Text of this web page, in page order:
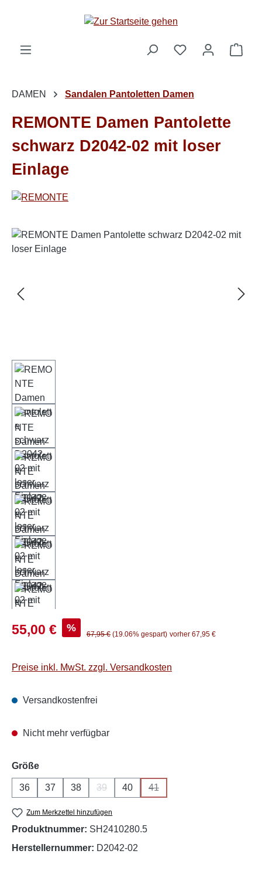
Zum Hauptinhalt springen
DAMEN Sandalen Pantoletten Damen
REMONTE Damen Pantolette
schwarz D2042-02 mit loser
Einlage
Bildergalerie überspringen
Verkaufspreis:
55,00 € % Regulärer Preis:
67,95 € (19.06% gespart) vorher 67,95 €
Preise inkl. MwSt. zzgl. Versandkosten
Versandkostenfrei
Nicht mehr verfügbar
Größeauswählen
36 37 38 39
(Diese Option ist zurzeit nicht verfügbar.)
40 41
(Diese Option ist zurzeit
Zum Merkzettel hinzufügen
Produktnummer: SH2410280.5
Herstellernummer: D2042-02